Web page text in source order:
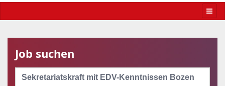
Apri/
la
Job suchen